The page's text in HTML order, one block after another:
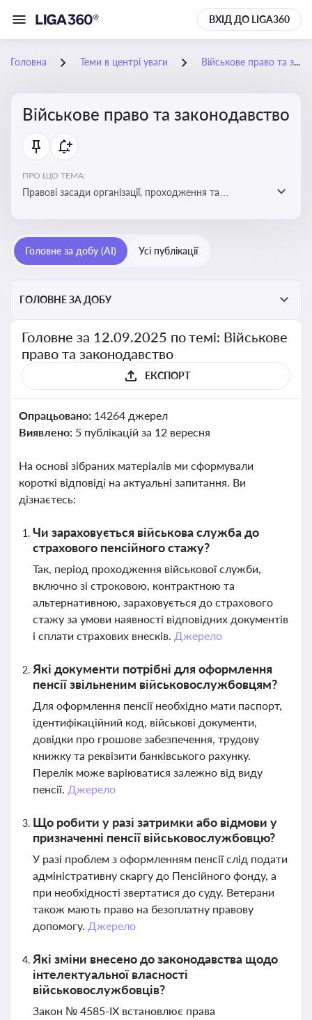
ВХІД ДО LIGA360
Головна Теми в центрі уваги Військове право та законодавство
Військове право та законодавство
ПРО ЩО ТЕМА:
Правові засади організації, проходження та
військовослужбовців у воєнний час
Головне за добу (AI) Усі публікації
ГОЛОВНЕ ЗА ДОБУ
Головне за 12.09.2025 по темі: Військове
право та законодавство
ЕКСПОРТ
Опрацьовано: 14264 джерел
Виявлено: 5 публікацій за 12 вересня
На основі зібраних матеріалів ми сформували
короткі відповіді на актуальні запитання. Ви
дізнаєтесь:
Чи зараховується військова служба до
страхового пенсійного стажу?
Так, період проходження військової служби,
включно зі строковою, контрактною та
альтернативною, зараховується до страхового
стажу за умови наявності відповідних документів
і сплати страхових внесків. Джерело
Які документи потрібні для оформлення
пенсії звільненим військовослужбовцям?
Для оформлення пенсії необхідно мати паспорт,
ідентифікаційний код, військові документи,
довідки про грошове забезпечення, трудову
книжку та реквізити банківського рахунку.
Перелік може варіюватися залежно від виду
пенсії. Джерело
Що робити у разі затримки або відмови у
призначенні пенсії військовослужбовцю?
У разі проблем з оформленням пенсії слід подати
адміністративну скаргу до Пенсійного фонду, а
при необхідності звертатися до суду. Ветерани
також мають право на безоплатну правову
допомогу. Джерело
Які зміни внесено до законодавства щодо
інтелектуальної власності
військовослужбовців?
Закон № 4585-IX встановлює права